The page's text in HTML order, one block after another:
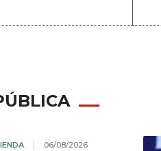
06/08/2026